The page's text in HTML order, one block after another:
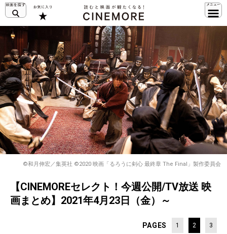
©和月伸宏／集英社 ©2020 映画「るろうに剣心 最終章 The Final」製作委員会
【CINEMOREセレクト！今週公開/TV放送 映
画まとめ】2021年4月23日（金）～
PAGES 1 2 3